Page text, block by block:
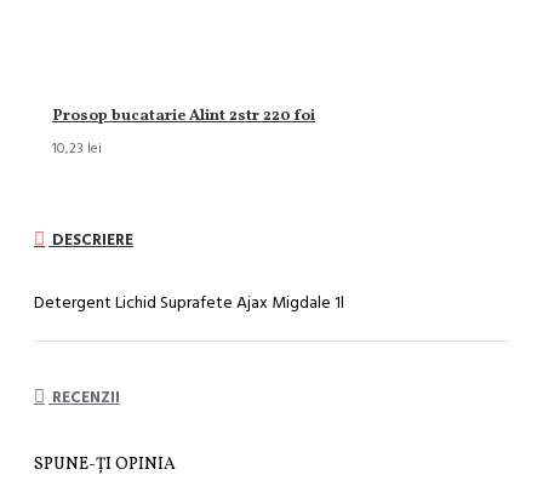
Prosop bucatarie Alint 2str 220 foi
10,23 lei
DESCRIERE
Detergent Lichid Suprafete Ajax Migdale 1l
RECENZII
SPUNE-ŢI OPINIA